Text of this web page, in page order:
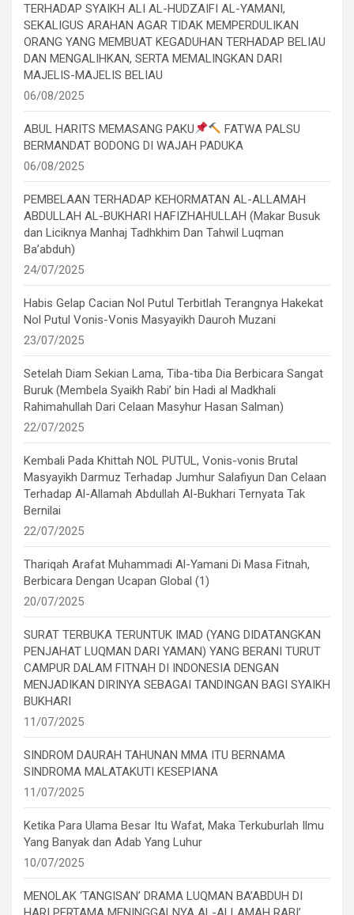
TERHADAP SYAIKH ALI AL-HUDZAIFI AL-YAMANI,
SEKALIGUS ARAHAN AGAR TIDAK MEMPERDULIKAN
ORANG YANG MEMBUAT KEGADUHAN TERHADAP BELIAU
DAN MENGALIHKAN, SERTA MEMALINGKAN DARI
MAJELIS-MAJELIS BELIAU
06/08/2025
ABUL HARITS MEMASANG PAKU
FATWA PALSU
BERMANDAT BODONG DI WAJAH PADUKA
06/08/2025
PEMBELAAN TERHADAP KEHORMATAN AL-ALLAMAH
ABDULLAH AL-BUKHARI HAFIZHAHULLAH (Makar Busuk
dan Liciknya Manhaj Tadhkhim Dan Tahwil Luqman
Ba’abduh)
24/07/2025
Habis Gelap Cacian Nol Putul Terbitlah Terangnya Hakekat
Nol Putul Vonis-Vonis Masyayikh Dauroh Muzani
23/07/2025
Setelah Diam Sekian Lama, Tiba-tiba Dia Berbicara Sangat
Buruk (Membela Syaikh Rabi’ bin Hadi al Madkhali
Rahimahullah Dari Celaan Masyhur Hasan Salman)
22/07/2025
Kembali Pada Khittah NOL PUTUL, Vonis-vonis Brutal
Masyayikh Darmuz Terhadap Jumhur Salafiyun Dan Celaan
Terhadap Al-Allamah Abdullah Al-Bukhari Ternyata Tak
Bernilai
22/07/2025
Thariqah Arafat Muhammadi Al-Yamani Di Masa Fitnah,
Berbicara Dengan Ucapan Global (1)
20/07/2025
SURAT TERBUKA TERUNTUK IMAD (YANG DIDATANGKAN
PENJAHAT LUQMAN DARI YAMAN) YANG BERANI TURUT
CAMPUR DALAM FITNAH DI INDONESIA DENGAN
MENJADIKAN DIRINYA SEBAGAI TANDINGAN BAGI SYAIKH
BUKHARI
11/07/2025
SINDROM DAURAH TAHUNAN MMA ITU BERNAMA
SINDROMA MALATAKUTI KESEPIANA
11/07/2025
Ketika Para Ulama Besar Itu Wafat, Maka Terkuburlah Ilmu
Yang Banyak dan Adab Yang Luhur
10/07/2025
MENOLAK ‘TANGISAN’ DRAMA LUQMAN BA’ABDUH DI